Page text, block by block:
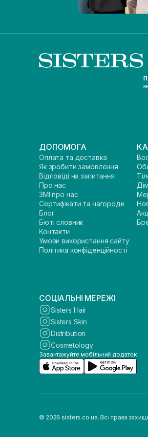
ДОПОМОГА
Оплата та доставка
Як зробити замовлення
Відповіді на запитання
Про нас
ЗМІ про нас
Сертифікати та нагороди
Блог
Бюті словник
Контакти
Умови використання сайту
Політика конфіденційності
Дім
СОЦІАЛЬНІ МЕРЕЖІ
Sisters Hair
Sisters Skin
Distribution
Cosmetology
Завантажуйте мобільний додаток
© 2026 sisters.co.ua. Всі права